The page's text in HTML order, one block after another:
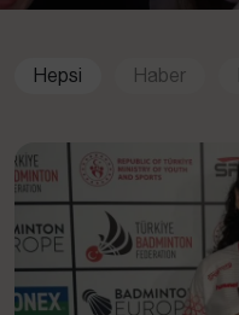
Hepsi Haber